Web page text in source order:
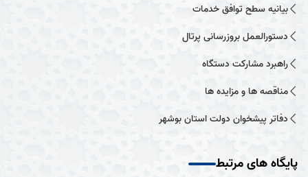
بیانیه سطح توافق خدمات
دستورالعمل بروزرسانی پرتال
راهبرد مشارکت دستگاه
مناقصه ها و مزایده ها
دفاتر پیشخوان دولت استان بوشهر
پایگاه های مرتبط